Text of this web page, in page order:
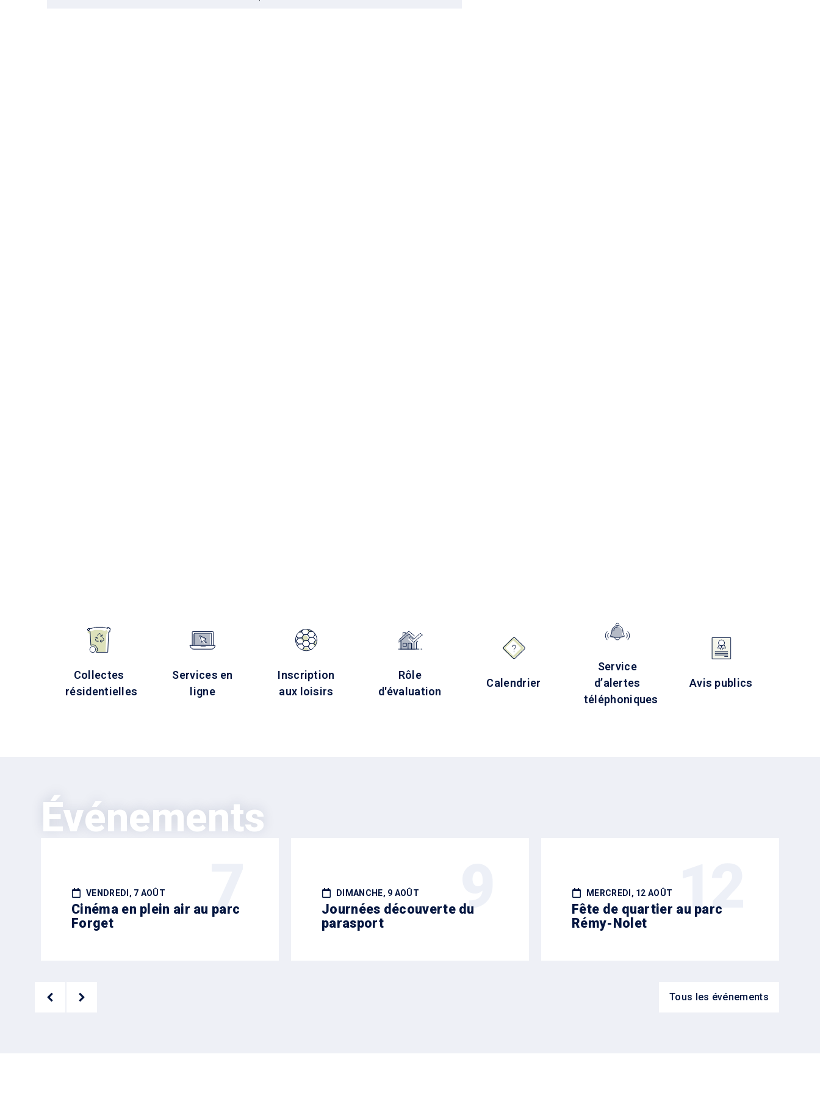
Collectes
résidentielles
Services en
ligne
Inscription
aux loisirs
Rôle
d'évaluation
Calendrier
Service
d’alertes
téléphoniques
Avis publics
Événements
7
VENDREDI, 7 AOÛT
Cinéma en plein air au parc
Forget
9
DIMANCHE, 9 AOÛT
Journées découverte du
parasport
12
MERCREDI, 12 AOÛT
Fête de quartier au parc
Rémy-Nolet
Tous les événements